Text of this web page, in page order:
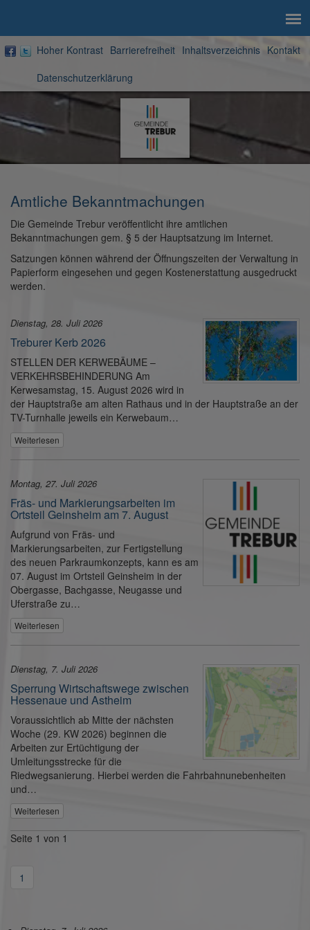
Hoher Kontrast Barrierefreiheit Inhaltsverzeichnis Kontakt
Datenschutzerklärung
Zur
Startseite
Amtliche Bekanntmachungen
Die Gemeinde Trebur veröffentlicht ihre amtlichen
Bekanntmachungen gem. § 5 der Hauptsatzung im Internet.
Satzungen können während der Öffnungszeiten der Verwaltung in
Papierform eingesehen und gegen Kostenerstattung ausgedruckt
werden.
Dienstag, 28. Juli 2026
Treburer Kerb 2026
STELLEN DER KERWEBÄUME –
VERKEHRSBEHINDERUNG Am
Kerwesamstag, 15. August 2026 wird in
der Hauptstraße am alten Rathaus und in der Hauptstraße an der
TV-Turnhalle jeweils ein Kerwebaum…
Weiterlesen
Montag, 27. Juli 2026
Fräs- und Markierungsarbeiten im
Ortsteil Geinsheim am 7. August
Aufgrund von Fräs- und
Markierungsarbeiten, zur Fertigstellung
des neuen Parkraumkonzepts, kann es am
07. August im Ortsteil Geinsheim in der
Obergasse, Bachgasse, Neugasse und
Uferstraße zu…
Weiterlesen
Dienstag, 7. Juli 2026
Sperrung Wirtschaftswege zwischen
Hessenaue und Astheim
Voraussichtlich ab Mitte der nächsten
Woche (29. KW 2026) beginnen die
Arbeiten zur Ertüchtigung der
Umleitungsstrecke für die
Riedwegsanierung. Hierbei werden die Fahrbahnunebenheiten
und…
Weiterlesen
Seite 1 von 1
1